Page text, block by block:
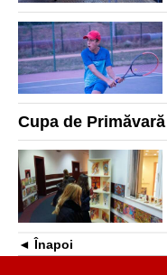
Cupa de
Înapoi